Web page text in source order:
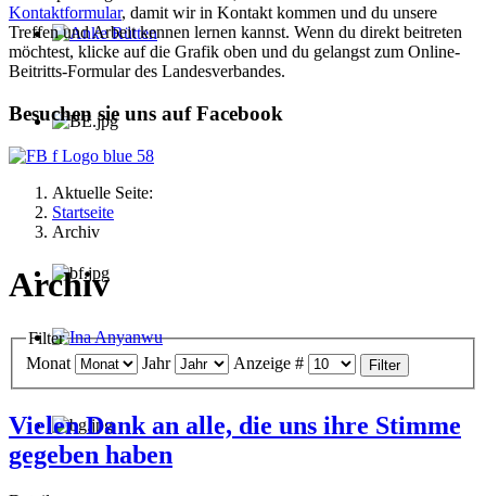
Anke Rütten
Ina Anyanwu
Kontaktformular, damit wir in Kontakt kommen und du unsere
Treffen und Arbeit kennen lernen kannst. Wenn du direkt beitreten
möchtest, klicke auf die Grafik oben und du gelangst zum Online-
Beitritts-Formular des Landesverbandes.
Besuchen sie uns auf Facebook
Aktuelle Seite:
Startseite
Archiv
Archiv
Filter
Monat
Jahr Anzeige # Filter
Vielen Dank an alle, die uns ihre Stimme
gegeben haben